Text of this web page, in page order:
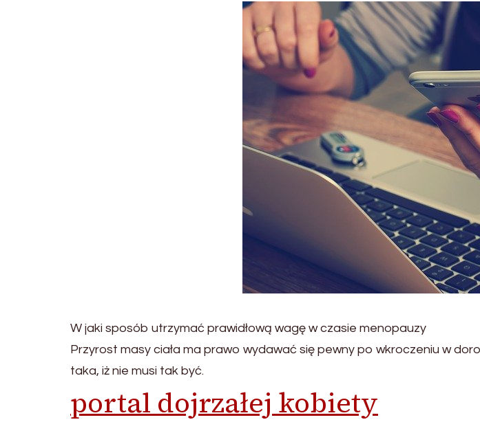
W jaki sposób utrzymać prawidłową wagę w czasie menopauzy
Przyrost masy ciała ma prawo wydawać się pewny po wkroczeniu w
taka, iż nie musi tak być.
portal dojrzałej kobiety